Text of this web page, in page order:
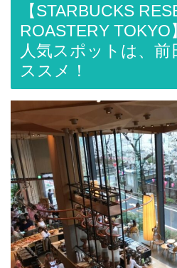
【STARBUCKS
ROASTERY
人気スポットは、前
ススメ！